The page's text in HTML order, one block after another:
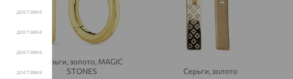
Серьги, золото, MAGIC
STONES
Серьги, золото
доставка
доставка
доставка
доставка